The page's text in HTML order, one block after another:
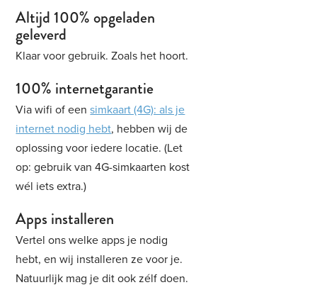
Altijd 100% opgeladen
geleverd
Klaar voor gebruik. Zoals het hoort.
100% internetgarantie
Via wifi of eensimkaart (4G): als je
internet nodig hebt, hebben wij de
oplossing voor iedere locatie. (Let
op: gebruik van 4G-simkaarten kost
wél iets extra.)
Apps installeren
Vertel ons welke apps je nodig
hebt, en wij installeren ze voor je.
Natuurlijk mag je dit ook zélf doen.